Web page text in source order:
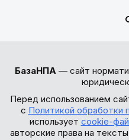
БазаНПА — сайт
Перед использованием
с Политикой обработки
использует cookie-
авторские права на